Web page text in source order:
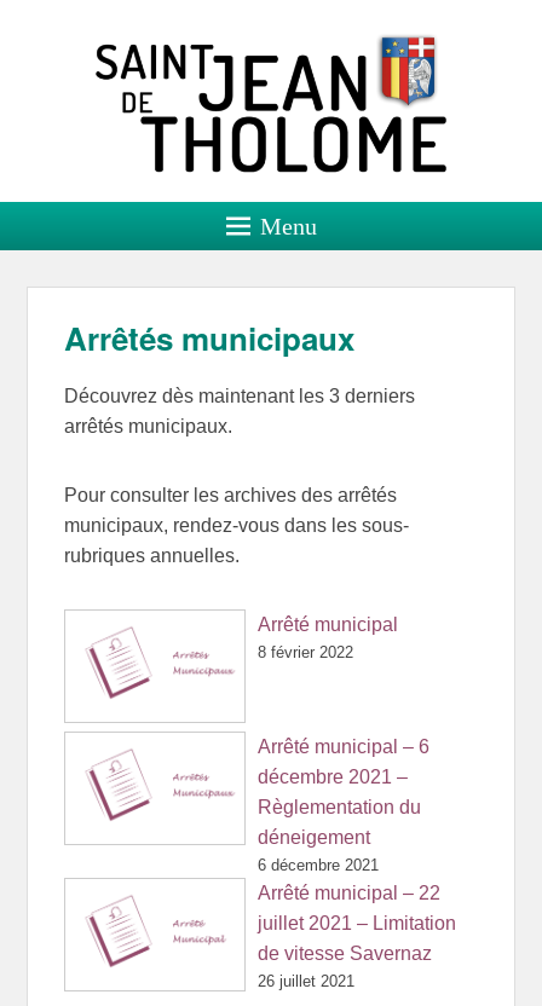
Saint Jean de Tholome
Site officiel
Menu
Arrêtés municipaux
Découvrez dès maintenant les 3 derniers
arrêtés municipaux.
Pour consulter les archives des arrêtés
municipaux, rendez-vous dans les sous-
rubriques annuelles.
Arrêté municipal
8 février 2022
Arrêté municipal – 6
décembre 2021 –
Règlementation du
déneigement
6 décembre 2021
Arrêté municipal – 22
juillet 2021 – Limitation
de vitesse Savernaz
26 juillet 2021